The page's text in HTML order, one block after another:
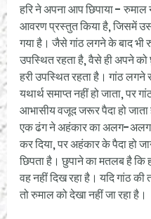
हरि ने अपना आप छिपाया -
आवरण प्रस्तुत किया है, जिसमें
गया है। जैसे गांठ लगने के बाद भी
उपस्थित रहता है, वैसे ही अपने
हरी उपस्थित रहता है। गांठ
यथार्थ समाप्त नहीं हो जाता, पर
आभासीय वजूद जरूर पैदा हो
एक ढंग ने अहंकार का अलग-अलग
कर दिया, पर अहंकार के पैदा हो
छिपता है। छुपाने का मतलब है कि
वह नहीं दिख रहा है। यदि गांठ की
तो रुमाल को देखा नहीं जा रहा है।